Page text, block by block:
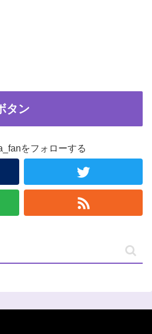
タン
をフォローする